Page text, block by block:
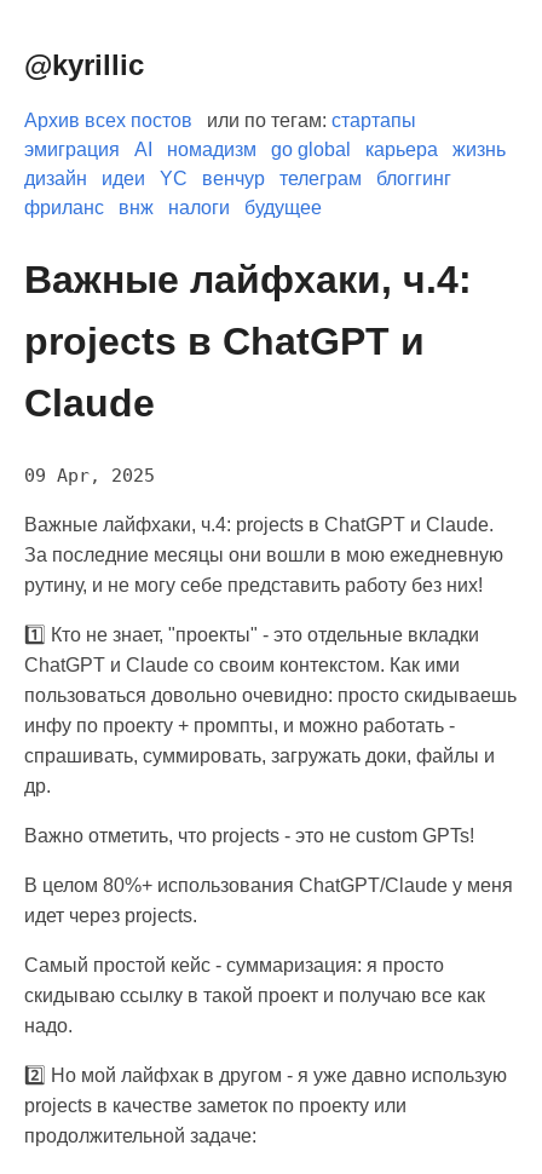
@kyrillic
Архив всех постов или по тегам: стартапы
эмиграция
AI номадизм go global карьера
жизнь
дизайн
идеи YC венчур телеграм
блоггинг
фриланс
внж налоги будущее
Важные лайфхаки, ч.4:
projects в ChatGPT и
Claude
09 Apr, 2025
Важные лайфхаки, ч.4: projects в ChatGPT и Claude.
За последние месяцы они вошли в мою ежедневную
рутину, и не могу себе представить работу без них!
1️⃣ Кто не знает, "проекты" - это отдельные вкладки
ChatGPT и Claude со своим контекстом. Как ими
пользоваться довольно очевидно: просто скидываешь
инфу по проекту + промпты, и можно работать -
спрашивать, суммировать, загружать доки, файлы и
др.
Важно отметить, что projects - это не custom GPTs!
В целом 80%+ использования ChatGPT/Claude у меня
идет через projects.
Самый простой кейс - суммаризация: я просто
скидываю ссылку в такой проект и получаю все как
надо.
2️⃣ Но мой лайфхак в другом - я уже давно использую
projects в качестве заметок по проекту или
продолжительной задаче: